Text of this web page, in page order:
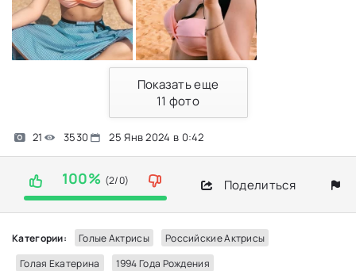
Показать еще
11 фото
21 3530 25 Янв 2024 в 0:42
100% (2/0) Поделиться
Категории: Голые Актрисы
Российские Актрисы
Голая Екатерина
1994 Года Рождения